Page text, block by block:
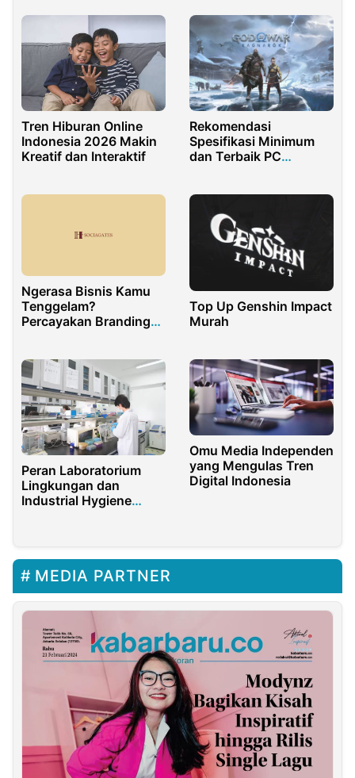
Tren Hiburan Online
Indonesia 2026 Makin
Kreatif dan Interaktif
Rekomendasi
Spesifikasi Minimum
dan Terbaik PC
Ngerasa Bisnis Kamu
Tenggelam?
Percayakan Branding
Top Up Genshin Impact
Murah
Peran Laboratorium
Lingkungan dan
Industrial Hygiene
Omu Media Independen
yang Mengulas Tren
Digital Indonesia
MEDIA PARTNER